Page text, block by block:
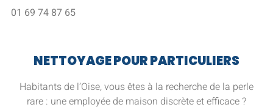
01 69 74 87 65
NETTOYAGE POUR PARTICULIERS
Habitants de l’Oise, vous êtes à la recherche de la perle
rare : une employée de maison discrète et efficace ?